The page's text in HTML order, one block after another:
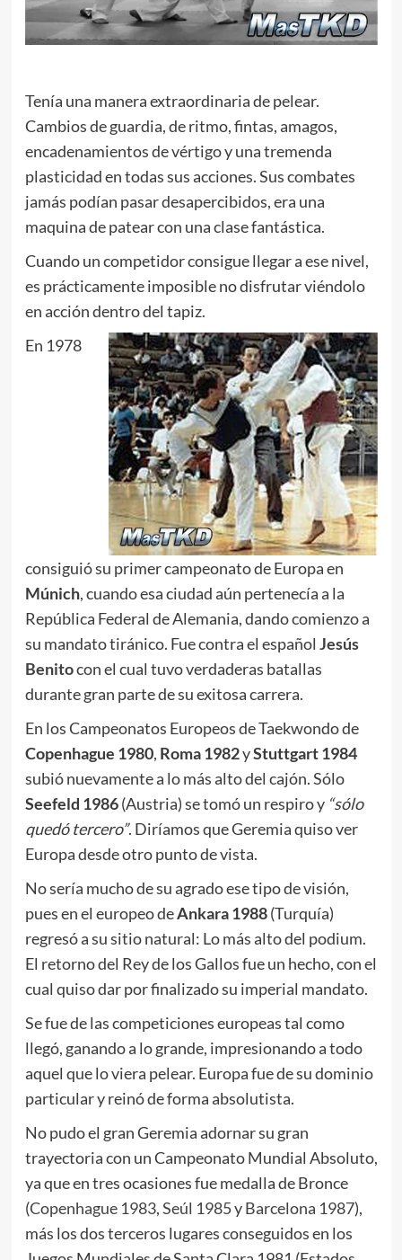
Tenía una manera extraordinaria de pelear.
Cambios de guardia, de ritmo, fintas, amagos,
encadenamientos de vértigo y una tremenda
plasticidad en todas sus acciones. Sus combates
jamás podían pasar desapercibidos, era una
maquina de patear con una clase fantástica.
Cuando un competidor consigue llegar a ese nivel,
es prácticamente imposible no disfrutar viéndolo
en acción dentro del tapiz.
En 1978
consiguió su primer campeonato de Europa en
Múnich, cuando esa ciudad aún pertenecía a la
República Federal de Alemania, dando comienzo a
su mandato tiránico. Fue contra el español Jesús
Benitocon el cual tuvo verdaderas batallas
durante gran parte de su exitosa carrera.
En los Campeonatos Europeos de Taekwondo de
Copenhague 1980, Roma 1982yStuttgart 1984
subió nuevamente a lo más alto del cajón. Sólo
Seefeld 1986(Austria) se tomó un respiro y “sólo
quedó tercero”. Diríamos que Geremia quiso ver
Europa desde otro punto de vista.
No sería mucho de su agrado ese tipo de visión,
pues en el europeo deAnkara 1988(Turquía)
regresó a su sitio natural: Lo más alto del podium.
El retorno del Rey de los Gallos fue un hecho, con el
cual quiso dar por finalizado su imperial mandato.
Se fue de las competiciones europeas tal como
llegó, ganando a lo grande, impresionando a todo
aquel que lo viera pelear. Europa fue de su dominio
particular y reinó de forma absolutista.
No pudo el gran Geremia adornar su gran
trayectoria con un Campeonato Mundial Absoluto,
ya que en tres ocasiones fue medalla de Bronce
(Copenhague 1983,Seúl 1985yBarcelona 1987),
más los dos terceros lugares conseguidos en los